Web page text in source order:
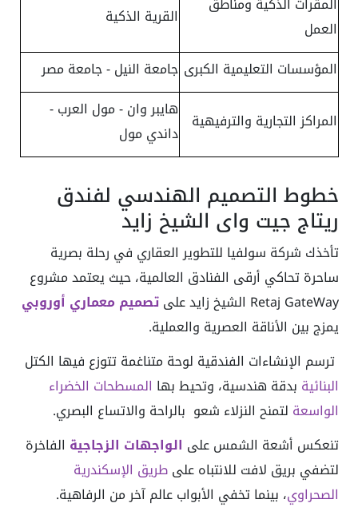
العمل
القرية الذكية
المؤسسات التعليمية الكبرى جامعة النيل - جامعة مصر
المراكز التجارية والترفيهية
هايبر وان - مول العرب -
داندي مول
خطوط التصميم الهندسي لفندق
ريتاج جيت واي الشيخ زايد
تأخذك شركة سولفيا للتطوير العقاري في رحلة بصرية
ساحرة تحاكي أرقى الفنادق العالمية، حيث يعتمد مشروع
Retaj GateWay الشيخ زايد على
تصميم معماري أوروبي
يمزج بين الأناقة العصرية والعملية.
ترسم الإنشاءات الفندقية لوحة متناغمة تتوزع فيها الكتل
البنائية بدقة هندسية، وتحيط بها المسطحات الخضراء
الواسعة لتمنح النزلاء شعو بالراحة والاتساع البصري.
تنعكس أشعة الشمس على الواجهات الزجاجية الفاخرة
لتضفي بريق لافت للانتباه علىطريق الإسكندرية
الصحراوي، بينما تخفي الأبواب عالم آخر من الرفاهية.